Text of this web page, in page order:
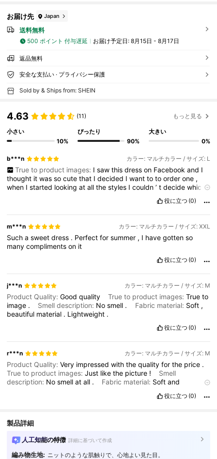
お届け先 Japan
送料無料
500 ポイント 付与遅延 お届け予定日: 8月15日 - 8月17日
返品無料
安全な支払い · プライバシー保護
Sold by & Ships from: SHEIN
4.63 (11) もっと見る
小さい
10%
ぴったり
90%
大きい
0%
b***n カラー: マルチカラー / サイズ: L
True to product images: I saw this dress on Facebook and I
thought itwassocutethat Idecided Iwanttotoorderone ,
when Istarted lookingatallthestyles Icouldn’tdecidewhich
great.Don’t
hesitatetobuyone!
役に立つ (0)
m***n カラー: マルチカラー / サイズ: XXL
Suchasweetdress . Perfectforsummer , I havegottenso
manycomplimentson it
役に立つ (0)
j***n カラー: マルチカラー / サイズ: M
Product Quality:Goodquality True to product images:Trueto
image . Smell description: Nosmell . Fabric material: Soft ,
beautiful material . Lightweight .
役に立つ (0)
r***n カラー: マルチカラー / サイズ: M
Product Quality:Very impressedwiththequalityforthe price .
True to product images:Just likethe picture !
Smell
description: Nosmellatall . Fabric material: Softand
役に立つ (0)
製品詳細
人工知能の特徴 詳細に基づいて作成
編み物生地: ニットのような肌触りで、心地よい見た目。